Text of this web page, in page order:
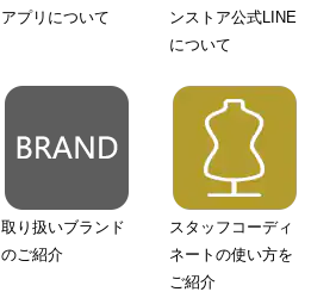
アプリについて
ンストア公式LINE
について
取り扱いブランド
のご紹介
スタッフコーディ
ネートの使い方を
ご紹介